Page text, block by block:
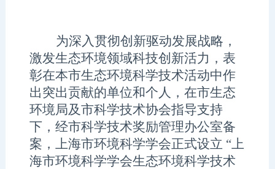
为深入贯彻创新驱动发展战略，
激发生态环境领域科技创新活力，表
彰在本市生态环境科学技术活动中作
出突出贡献的单位和个人，在市生态
环境局及市科学技术协会指导支持
下，经市科学技术奖励管理办公室备
案，上海市环境科学学会正式设立 “上
海市环境科学学会生态环境科学技术